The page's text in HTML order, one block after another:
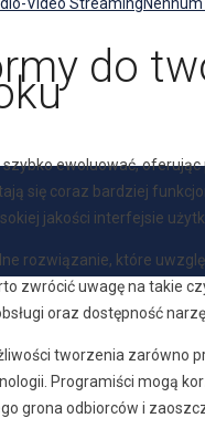
Video Streaming
do
szybko ewoluować,
się coraz bardziej
jakości interfejsie
rozwiązanie, które
zwrócić uwagę na takie
oraz dostępność
tworzenia zarówno
Programiści mogą
grona odbiorców i